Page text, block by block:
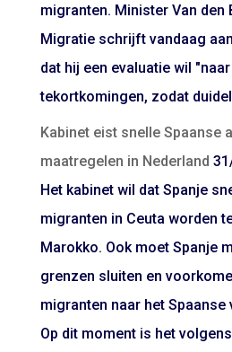
migranten. Minister Van den
Migratie schrijft vandaag
dat hij een evaluatie wil
tekortkomingen, zodat
Kabinet eist snelle Spaanse
maatregelen in Nederland
Het kabinet wil dat Spanje
migranten in Ceuta worden
Marokko. Ook moet Spanje
grenzen sluiten en
migranten naar het Spaanse
Op dit moment is het